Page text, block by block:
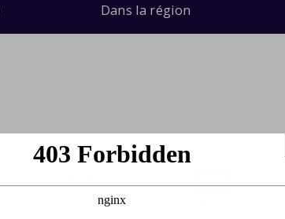
Dans la région
2 salles de bains